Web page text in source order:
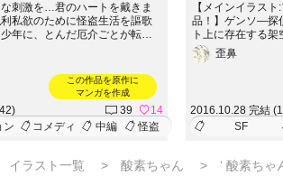
な刺激を…君のハートを戴きま
私欲のために怪盗生活を謳歌
年に、とんだ厄介ごとが転が
やだ！！俺はそんな面倒なこ
てるって素晴らしいですよ
」……やってやろうじゃん本格
！！！ってテンションの残念
エンドは3つ作る気です。追記
この作品を原作に
マンガを作成
39
14
ン コメディ 中編 怪盗
【メインイラス
品！】ゲンソ―探
ト上に存
※この物語はフ
歪鼻
2016.10.28 完結
SF
イラスト一覧 酸素ちゃん ‘ 酸素ち